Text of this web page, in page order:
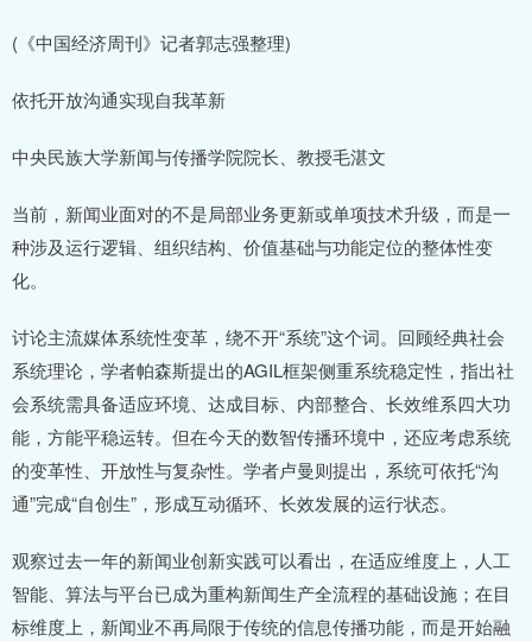
(《中国经济周刊》记者郭志强整理)
依托开放沟通实现自我革新
中央民族大学新闻与传播学院院长、教授毛湛文
当前，新闻业面对的不是局部业务更新或单项技术升级，而是一
种涉及运行逻辑、组织结构、价值基础与功能定位的整体性变
化。
讨论主流媒体系统性变革，绕不开“系统”这个词。回顾经典社会
系统理论，学者帕森斯提出的AGIL框架侧重系统稳定性，指出社
会系统需具备适应环境、达成目标、内部整合、长效维系四大功
能，方能平稳运转。但在今天的数智传播环境中，还应考虑系统
的变革性、开放性与复杂性。学者卢曼则提出，系统可依托“沟
通”完成“自创生”，形成互动循环、长效发展的运行状态。
观察过去一年的新闻业创新实践可以看出，在适应维度上，人工
智能、算法与平台已成为重构新闻生产全流程的基础设施；在目
标维度上，新闻业不再局限于传统的信息传播功能，而是开始融